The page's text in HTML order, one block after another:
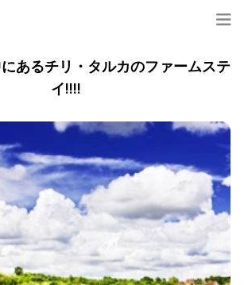
あるチリ・タルカのファームステ
イ!!!!